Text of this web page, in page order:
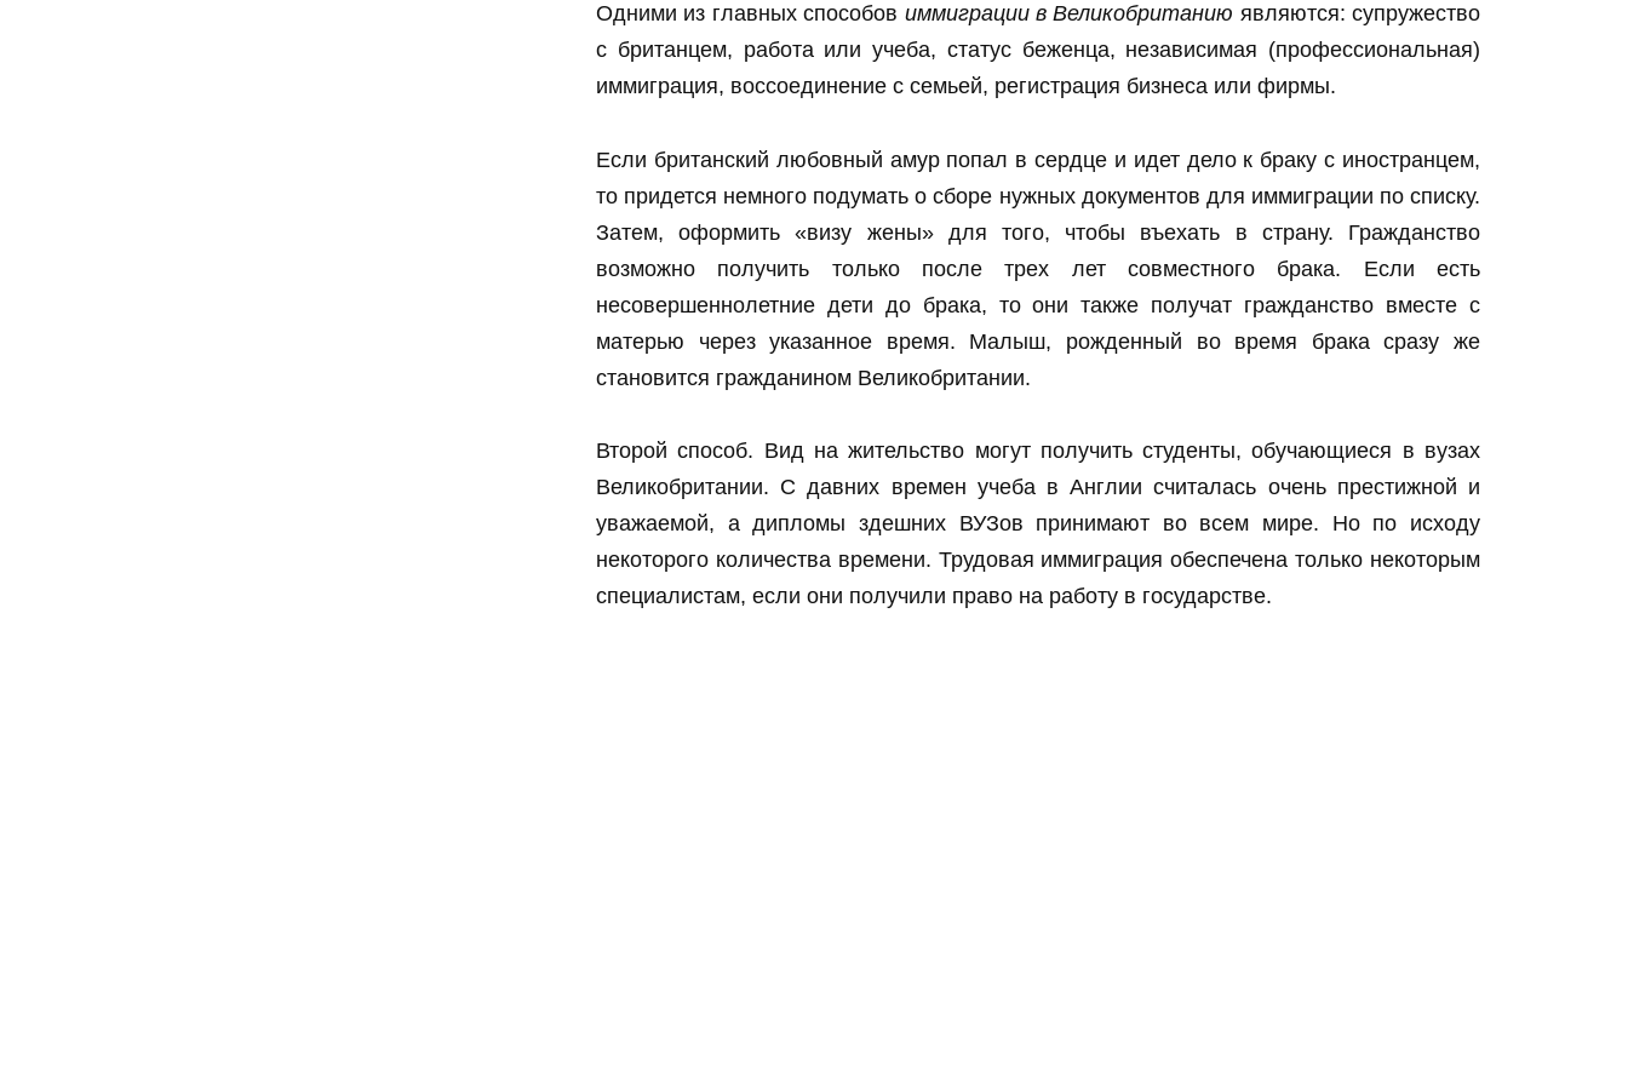
Одними из главных способов иммиграции в Великобританию являются: супружество
с британцем, работа или учеба, статус беженца, независимая (профессиональная)
иммиграция, воссоединение с семьей, регистрация бизнеса или фирмы.
Если британский любовный амур попал в сердце и идет дело к браку с иностранцем,
то придется немного подумать о сборе нужных документов для иммиграции по списку.
Затем, оформить «визу жены» для того, чтобы въехать в страну. Гражданство
возможно получить только после трех лет совместного брака. Если есть
несовершеннолетние дети до брака, то они также получат гражданство вместе с
матерью через указанное время. Малыш, рожденный во время брака сразу же
становится гражданином Великобритании.
Второй способ. Вид на жительство могут получить студенты, обучающиеся в вузах
Великобритании. С давних времен учеба в Англии считалась очень престижной и
уважаемой, а дипломы здешних ВУЗов принимают во всем мире. Но по исходу
некоторого количества времени. Трудовая иммиграция обеспечена только некоторым
специалистам, если они получили право на работу в государстве.